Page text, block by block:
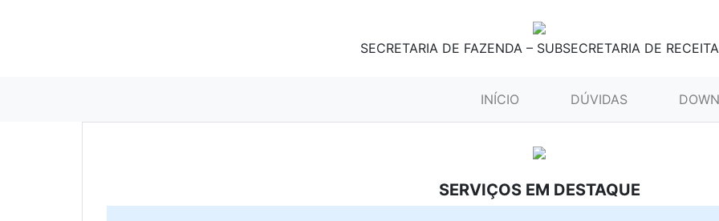
SECRETARIA DE FAZENDA – SUBSECRETARIA DE RECEITA
INÍCIO (CURRENT)DÚVIDAS
SERVIÇOS EM DESTAQUE